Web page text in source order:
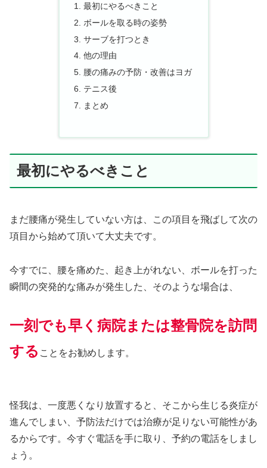
最初にやるべきこと
ボールを取る時の姿勢
サーブを打つとき
他の理由
腰の痛みの予防・改善はヨガ
テニス後
まとめ
最初にやるべきこと
まだ腰痛が発生していない方は、この項目を飛ばして次の
項目から始めて頂いて大丈夫です。
今すでに、腰を痛めた、起き上がれない、ボールを打った
瞬間の突発的な痛みが発生した、そのような場合は、
一刻でも早く病院または整骨院を訪問
する ことをお勧めします。
怪我は、一度悪くなり放置すると、そこから生じる炎症が
進んでしまい、予防法だけでは治療が足りない可能性があ
るからです。今すぐ電話を手に取り、予約の電話をしまし
ょう。